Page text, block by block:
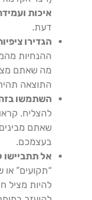
איכות
דעת.
הגדירו
ההנחיות
מה שאתם
התוצאה
השתמשו
להצליח.
שאתם
בעצמכם.
אל
“תקועים” או
להיות מציל